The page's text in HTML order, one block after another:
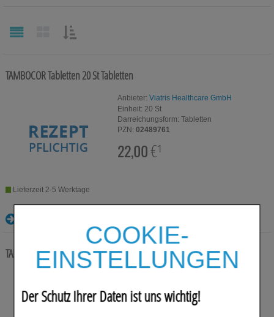
COOKIE-
EINSTELLUNGEN
Der Schutz Ihrer Daten ist uns wichtig!
Erkältungskrankheiten
Magen/Darm & Leber/Galle
Für Ihn
Für Sie
Homöopathie, Schüsslersalze & Bachblüten Original
TAMBOCOR Tabletten20 StTabletten
Anbieter: Viatris Healthcare GmbH
Einheit: 20 St
Darreichungsform: Tabletten
PZN: 02489761
22,00€¹
Lieferzeit 2-5 Werktage
TAMBOCOR mite Tabletten20 StTabletten
Darreichungsform: Tabletten